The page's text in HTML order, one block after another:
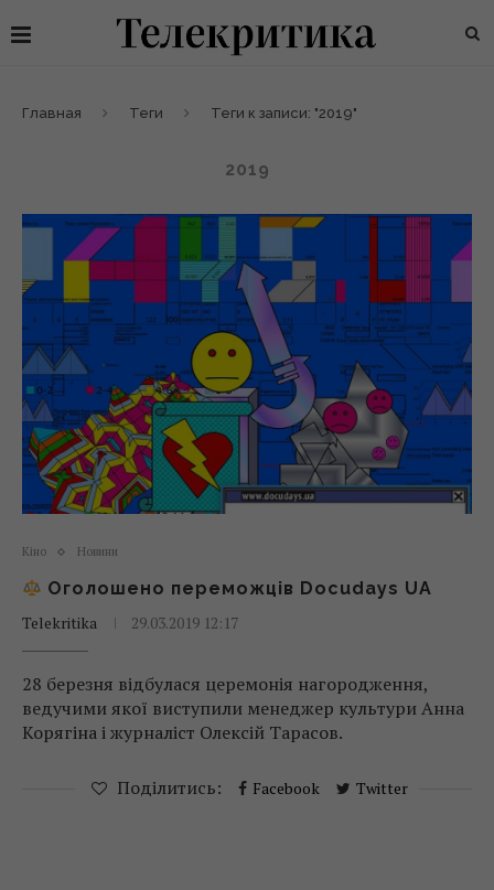
Главная Теги Теги к записи: "2019"
2019
Кіно Новини
Оголошено переможців Docudays UA
Telekritika
29.03.2019 12:17
28 березня відбулася церемонія нагородження,
ведучими якої виступили менеджер культури Анна
Корягіна і журналіст Олексій Тарасов.
Поділитись: Facebook Twitter